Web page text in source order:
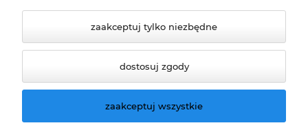
© 2026 climatools.pl. Wszelkie prawa zastrzeżone.
zaakceptuj tylko niezbędne
dostosuj zgody
zaakceptuj wszystkie